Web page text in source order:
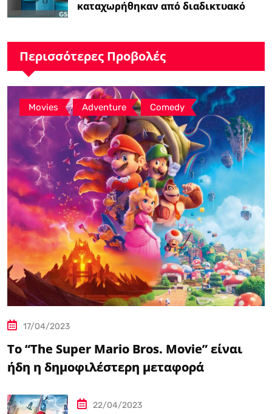
καταχωρήθηκαν από διαδικτυακό
Περισσότερες Προβολές
Movies , Adventure , Comedy
17/04/2023
Το “The Super Mario Bros. Movie” είναι
ήδη η δημοφιλέστερη μεταφορά
22/04/2023